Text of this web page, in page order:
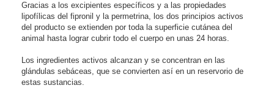
Gracias a los excipientes específicos y a las propiedades
lipofílicas del fipronil y la permetrina, los dos principios activos
del producto se extienden por toda la superficie cutánea del
animal hasta lograr cubrir todo el cuerpo en unas 24 horas.
Los ingredientes activos alcanzan y se concentran en las
glándulas sebáceas, que se convierten así en un reservorio de
estas sustancias.